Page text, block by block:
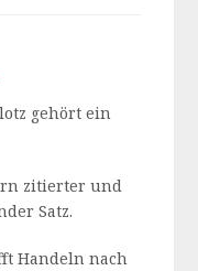
gehört ein
zitierter und
Satz.
Handeln nach